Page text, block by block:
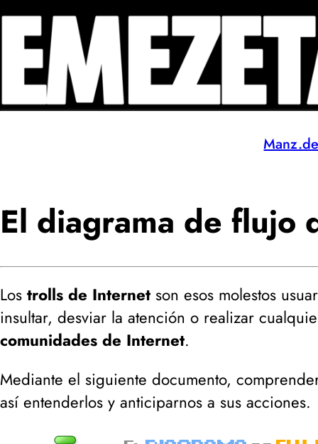
El diagrama de flujo
Los trolls de Internet son esos molestos
insultar, desviar la atención o realizar
comunidades de Internet.
Mediante el siguiente documento,
así entenderlos y anticiparnos a sus acciones.